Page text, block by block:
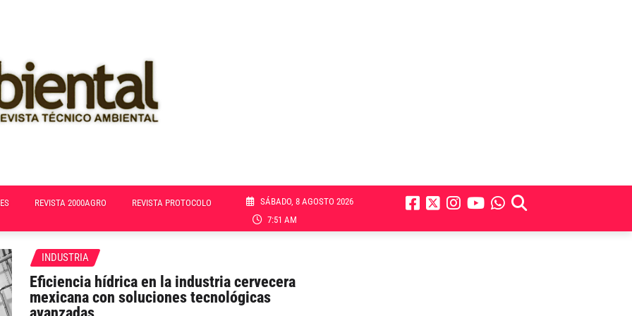
REVISTA 2000AGRO REVISTA PROTOCOLO
SÁBADO, 8 AGOSTO 2026
7:51 AM
INDUSTRIA
Eficiencia hídrica en la industria cervecera
mexicana con soluciones tecnológicas
avanzadas